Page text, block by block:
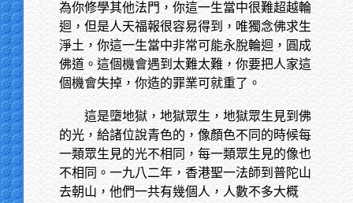
為你修學其他法門，你這一生當中很難超越輪
迴，但是人天福報很容易得到，唯獨念佛求生
淨土，你這一生當中非常可能永脫輪迴，圓成
佛道。這個機會遇到太難太難，你要把人家這
個機會失掉，你造的罪業可就重了。
這是墮地獄，地獄眾生，地獄眾生見到佛
的光，給諸位說青色的，像顏色不同的時候每
一類眾生見的光不相同，每一類眾生見的像也
不相同。一九八二年，香港聖一法師到普陀山
去朝山，他們一共有幾個人，人數不多大概